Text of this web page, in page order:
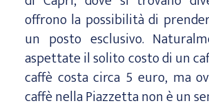
offrono la possibilità di
un posto esclusivo.
aspettate il solito costo di un
caffè costa circa 5 euro, ma
caffè nella Piazzetta non è un